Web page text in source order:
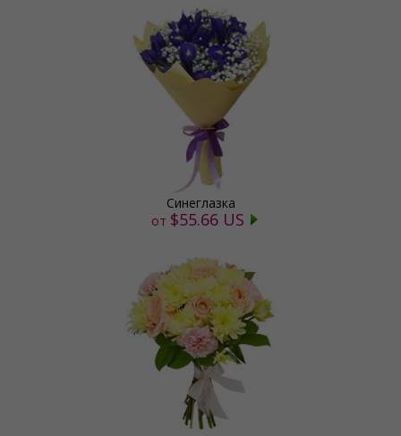
Синеглазка
от $55.66 US